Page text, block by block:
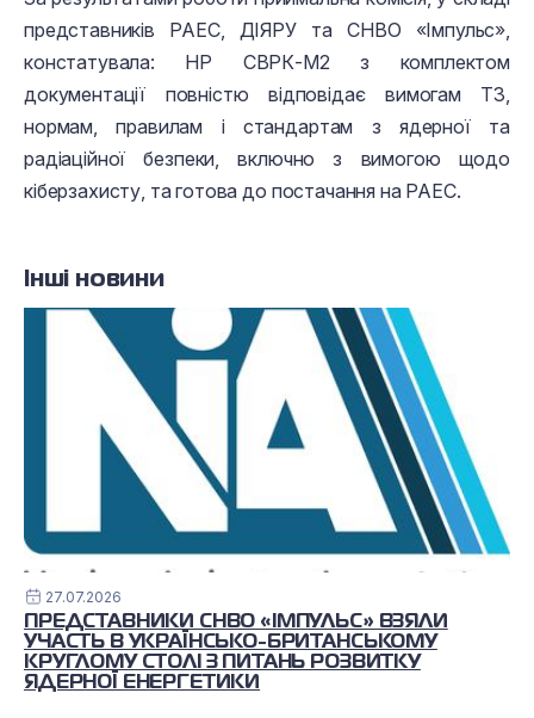
представників РАЕС, ДІЯРУ та СНВО «Імпульс»,
констатувала: НР СВРК-М2 з комплектом
документації повністю відповідає вимогам ТЗ,
нормам, правилам і стандартам з ядерної та
радіаційної безпеки, включно з вимогою щодо
кіберзахисту, та готова до постачання на РАЕС.
Інші новини
27.07.2026
ПРЕДСТАВНИКИ СНВО «ІМПУЛЬС» ВЗЯЛИ
УЧАСТЬ В УКРАЇНСЬКО-БРИТАНСЬКОМУ
КРУГЛОМУ СТОЛІ З ПИТАНЬ РОЗВИТКУ
ЯДЕРНОЇ ЕНЕРГЕТИКИ